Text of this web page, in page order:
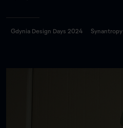
Gdynia Design Days 2024 Synantropy